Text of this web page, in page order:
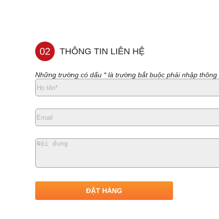
02 THÔNG TIN LIÊN HỆ
Những trường có dấu * là trường bắt buộc phải nhập thông
ĐẶT HÀNG